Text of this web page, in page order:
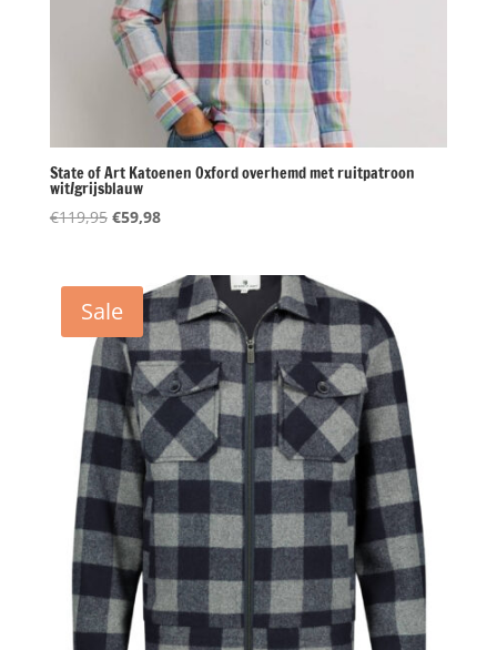
State of Art Katoenen Oxford overhemd met ruitpatroon
wit/grijsblauw
€119,95 Oorspronkelijke
€119,95.
€59,98Huidige
€59,98.
Sale